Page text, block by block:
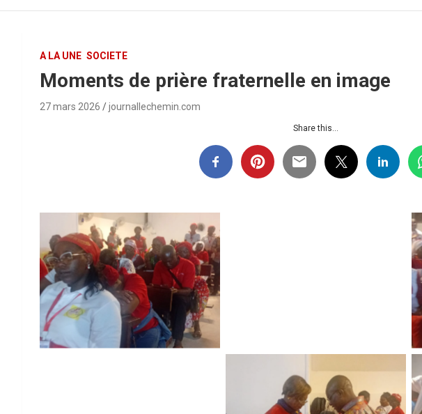
A LA UNE SOCIETE
Moments de prière fraternelle en image
27 mars 2026 journallechemin.com
Share this...
Aucune légende